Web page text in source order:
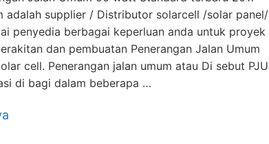
adalah supplier / Distributor solarcell /solar panel/
penyedia berbagai keperluan anda untuk proyek
dan pembuatan Penerangan Jalan Umum
cell. Penerangan jalan umum atau Di sebut PJU
di bagi dalam beberapa …